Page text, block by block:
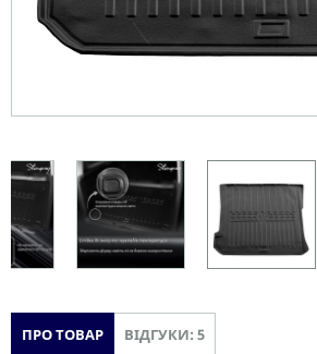
ПРО ТОВАР ВІДГУКИ: 5